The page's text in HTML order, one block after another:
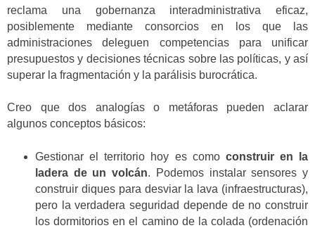
reclama una gobernanza interadministrativa eficaz,
posiblemente mediante consorcios en los que las
administraciones deleguen competencias para unificar
presupuestos y decisiones técnicas sobre las políticas, y así
superar la fragmentación y la parálisis burocrática.
Creo que dos analogías o metáforas pueden aclarar
algunos conceptos básicos:
Gestionar el territorio hoy es como construir en la
ladera de un volcán. Podemos instalar sensores y
construir diques para desviar la lava (infraestructuras),
pero la verdadera seguridad depende de no construir
los dormitorios en el camino de la colada (ordenación